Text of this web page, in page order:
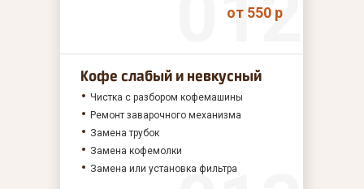
от 550 р
Кофе слабый и невкусный
Чистка с разбором кофемашины
Ремонт заварочного механизма
Замена трубок
Замена кофемолки
Замена или установка фильтра